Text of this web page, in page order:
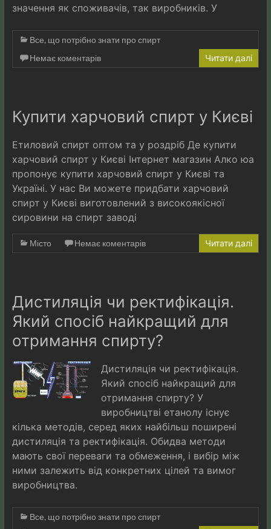
значення як споживачів, так виробників. У
Все, що потрібно знати про спирт
Немає коментарів
Читати далі
Купити харчовий спирт у Києві
Етиловий спирт оптом та у роздріб Де купити
харчовий спирт у Києві Інтернет магазин Алко юа
пропонує купити харчовий спирт у Києві та
Україні. У нас Ви можете придбати харчовий
спирт у Києві виготовлений з високоякісної
сировини на спирт заводі
Місто Немає коментарів Читати далі
Дистиляція чи ректифікація.
Який спосіб найкращий для
отримання спирту?
Дистиляція чи ректифікація.
Який спосіб найкращий для
отримання спирту? У
виробництві етанолу існує
кілька методів, серед яких найбільш поширені
дистиляція та ректифікація. Обидва методи
мають свої переваги та обмеження, і вибір між
ними залежить від конкретних цілей та вимог
виробництва.
Все, що потрібно знати про спирт